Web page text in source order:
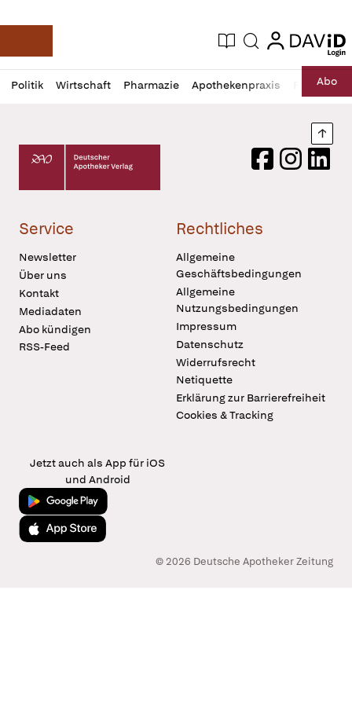
Deutsche Apotheker Zeitung
Aktuelle Ausgabe
Suche login
login
Politik Wirtschaft Pharmazie Apothekenpraxis RechtAbo
Profil
öffnen
Daz
Pur
Deutscher Apotheker Verlag Logo
FacebookInstagram
Service
Newsletter
Über uns
Kontakt
Mediadaten
Abo kündigen
RSS-Feed
Rechtliches
Allgemeine
Geschäftsbedingungen
Allgemeine
Nutzungsbedingungen
Impressum
Datenschutz
Widerrufsrecht
Netiquette
Erklärung zur Barrierefreiheit
Cookies & Tracking
Jetzt auch als App für iOS
und Android
Jetzt bei Google Play
Laden im App Store
© 2026 Deutsche Apotheker Zeitung